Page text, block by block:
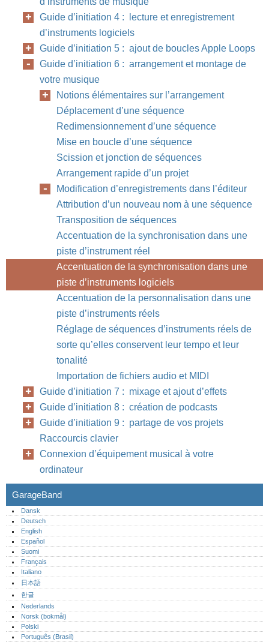
Guide d’initiation 4 : lecture et enregistrement
d’instruments logiciels
Guide d’initiation 5 : ajout de boucles Apple Loops
Guide d’initiation 6 : arrangement et montage de
votre musique
Notions élémentaires sur l’arrangement
Déplacement d’une séquence
Redimensionnement d’une séquence
Mise en boucle d’une séquence
Scission et jonction de séquences
Arrangement rapide d’un projet
Modification d’enregistrements dans l’éditeur
Attribution d’un nouveau nom à une séquence
Transposition de séquences
Accentuation de la synchronisation dans une
piste d’instrument réel
Accentuation de la synchronisation dans une
piste d’instruments logiciels
Accentuation de la personnalisation dans une
piste d’instruments réels
Réglage de séquences d’instruments réels de
sorte qu’elles conservent leur tempo et leur
tonalité
Importation de fichiers audio et MIDI
Guide d’initiation 7 : mixage et ajout d’effets
Guide d’initiation 8 : création de podcasts
Guide d’initiation 9 : partage de vos projets
Raccourcis clavier
Connexion d’équipement musical à votre
ordinateur
GarageBand
Dansk
Deutsch
English
Español
Suomi
Français
Italiano
日本語
한글
Nederlands
Norsk (bokmål)‎
Polski
Português (Brasil)